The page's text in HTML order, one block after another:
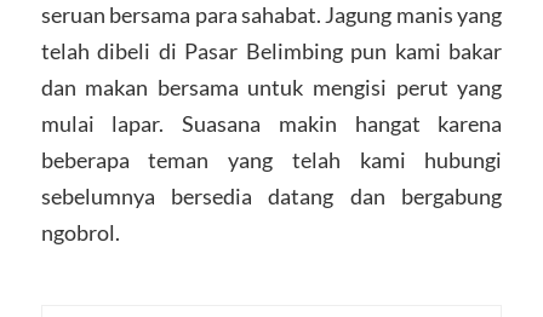
seruan bersama para sahabat. Jagung manis yang
telah dibeli di Pasar Belimbing pun kami bakar
dan makan bersama untuk mengisi perut yang
mulai lapar. Suasana makin hangat karena
beberapa teman yang telah kami hubungi
sebelumnya bersedia datang dan bergabung
ngobrol.